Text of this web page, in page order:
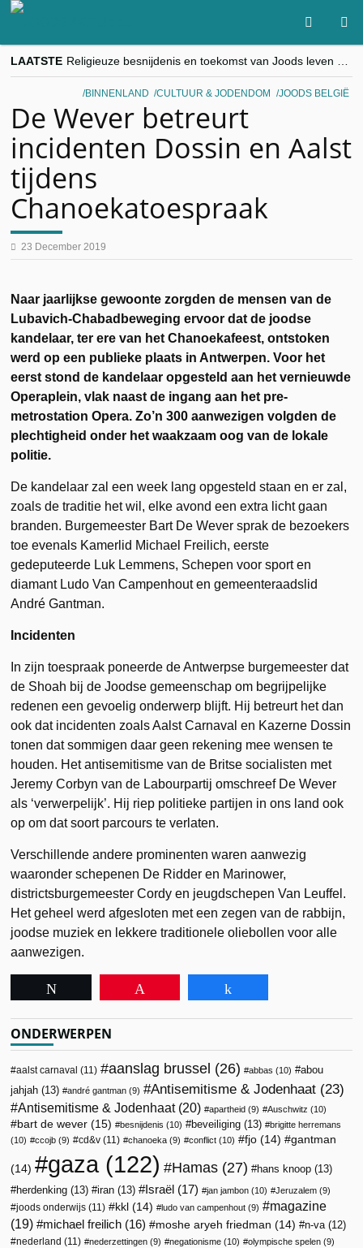
LAATSTE
“Besnijdenisdebat toont hoe moeilijk seculiere Westen minderheden begrijpt”, Jinnih Beels (Vooruit)
CITYTRIP | ROEMENIË – Boekarest: de verrassing van Oost-Europa
BINNENLAND CULTUUR & JODENDOM JOODS BELGIË
De Wever betreurt
incidenten Dossin en Aalst
tijdens
Chanoekatoespraak
23 December 2019
Naar jaarlijkse gewoonte zorgden de mensen van de
Lubavich-Chabadbeweging ervoor dat de joodse
kandelaar, ter ere van het Chanoekafeest, ontstoken
werd op een publieke plaats in Antwerpen. Voor het
eerst stond de kandelaar opgesteld aan het vernieuwde
Operaplein, vlak naast de ingang aan het pre-
metrostation Opera. Zo’n 300 aanwezigen volgden de
plechtigheid onder het waakzaam oog van de lokale
politie.
De kandelaar zal een week lang opgesteld staan en er zal,
zoals de traditie het wil, elke avond een extra licht gaan
branden. Burgemeester Bart De Wever sprak de bezoekers
toe evenals Kamerlid Michael Freilich, eerste
gedeputeerde Luk Lemmens, Schepen voor sport en
diamant Ludo Van Campenhout en gemeenteraadslid
André Gantman.
Incidenten
In zijn toespraak poneerde de Antwerpse burgemeester dat
de Shoah bij de Joodse gemeenschap om begrijpelijke
redenen een gevoelig onderwerp blijft. Hij betreurt het dan
ook dat incidenten zoals Aalst Carnaval en Kazerne Dossin
tonen dat sommigen daar geen rekening mee wensen te
houden. Het antisemitisme van de Britse socialisten met
Jeremy Corbyn van de Labourpartij omschreef De Wever
als ‘verwerpelijk’. Hij riep politieke partijen in ons land ook
op om dat soort parcours te verlaten.
Verschillende andere prominenten waren aanwezig
waaronder schepenen De Ridder en Marinower,
districtsburgemeester Cordy en jeugdschepen Van Leuffel.
Het geheel werd afgesloten met een zegen van de rabbijn,
joodse muziek en lekkere traditionele oliebollen voor alle
aanwezigen.
ONDERWERPEN
aalst carnaval (11) aanslag brussel (26) abbas (10)
abou
jahjah (13) andré gantman (9) Antisemitisme & Jodenhaat (23)
Antisemitisme & Jodenhaat(20) apartheid (9) Auschwitz (10)
bart de wever (15) besnijdenis (10) beveiliging (13)
brigitte herremans
(10)
ccojb (9) cd&v (11) chanoeka (9) conflict (10) fjo (14) gantman
(14) gaza (122) Hamas (27) hans knoop (13)
herdenking (13) iran (13) Israël (17) jan jambon (10) Jeruzalem (9)
joods onderwijs (11) kkl (14) ludo van campenhout (9)
magazine
(19)
michael freilich (16) moshe aryeh friedman (14) n-va (12)
nederland (11) nederzettingen (9) negationisme (10) olympische spelen (9)